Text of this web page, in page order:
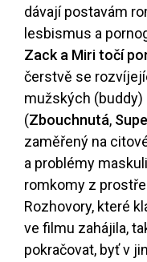
dávají postavám
lesbismus a
Zack a Miri točí
čerstvě se
mužských
(Zbouchnutá,
zaměřený na
a problémy
romkomy z
Rozhovory, které
ve filmu zahájila,
pokračovat, byť v